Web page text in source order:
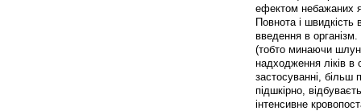
ефектом небажаних
Повнота і швидкість
введення в
(тобто минаючи
надходження ліків в
застосуванні, більш
підшкірно,
інтенсивне